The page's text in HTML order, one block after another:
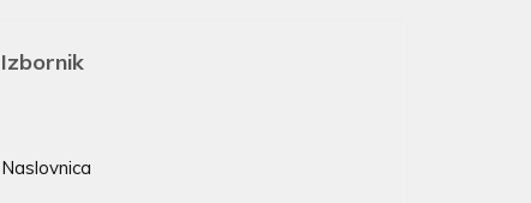
Izbornik
Naslovnica